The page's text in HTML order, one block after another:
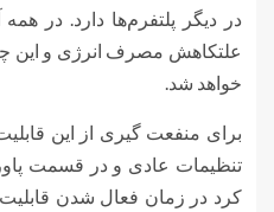
در دیگر پلتفرم‌ها دارد. در
علتکاهش مصرف انرژی و این
خواهد شد.
برای منفعت گیری از این
کرد در زمان فعال شدن